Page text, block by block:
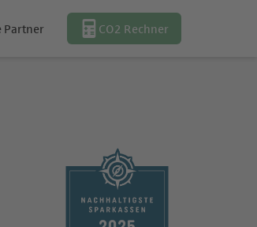
Partner CO2 Rechner